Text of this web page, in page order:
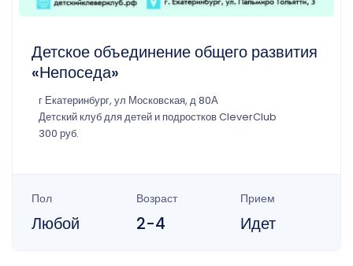
Детское объединение общего развития
«Непоседа»
г Екатеринбург, ул Московская, д 80А
Детский клуб для детей и подростков CleverClub
300 руб.
Пол
Любой
Возраст
2-4
Прием
Идет